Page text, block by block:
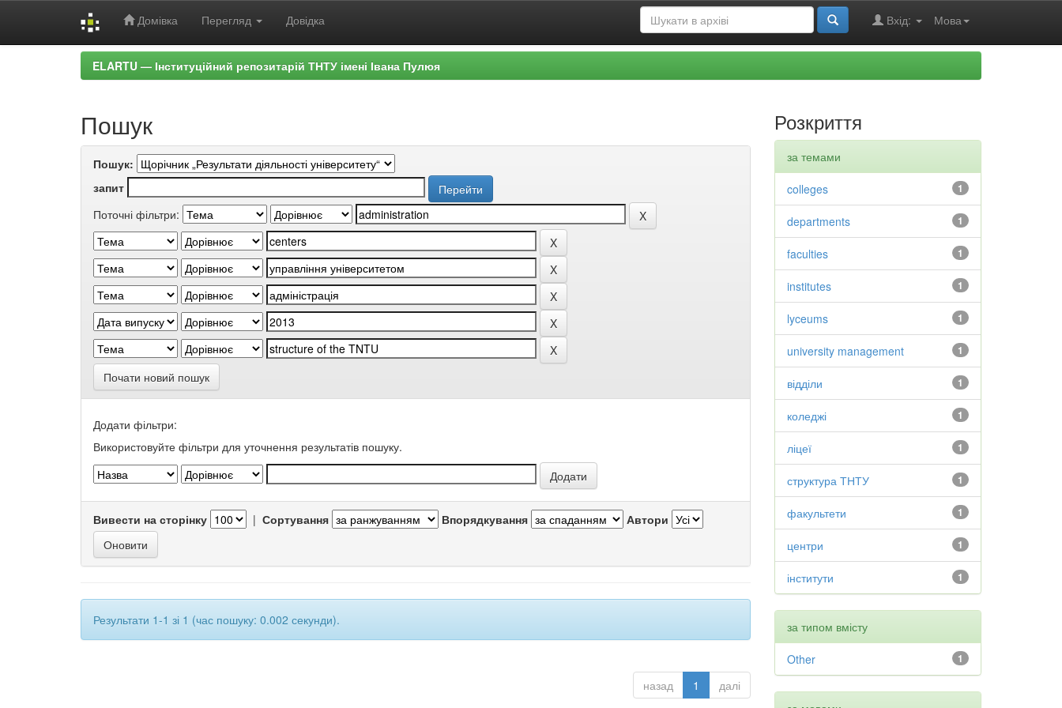
Домівка Перегляд Довідка Мова
Вхід:
ELARTU — Інституційний репозитарій ТНТУ імені Івана Пулюя
Пошук
Пошук:
запит
Поточні фільтри:
Почати новий пошук
Додати фільтри:
Використовуйте фільтри для уточнення результатів пошуку.
Вивести на сторінку | Сортування Впорядкування Автори
Результати 1-1 зі 1 (час пошуку: 0.002 секунди).
назад 1 далі
Розкриття
за темами
1
colleges
1
departments
1
faculties
1
institutes
1
lyceums
1
university management
1
відділи
1
коледжі
1
ліцеї
1
структура ТНТУ
1
факультети
1
центри
1
інститути
за типом вмісту
1
Other